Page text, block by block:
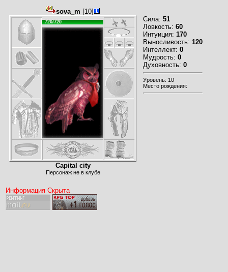
sova_m [10]
720/720
Capital city
Персонаж не в клубе
Сила: 51
Ловкость: 60
Интуиция: 170
Выносливость: 120
Интеллект: 0
Мудрость: 0
Духовность: 0
Уровень: 10
Место рождения:
Информация Скрыта